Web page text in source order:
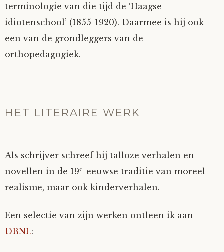
terminologie van die tijd de ‘Haagse
idiotenschool’ (1855-1920). Daarmee is hij ook
een van de grondleggers van de
orthopedagogiek.
HET LITERAIRE WERK
Als schrijver schreef hij talloze verhalen en
novellen in de 19e-eeuwse traditie van moreel
realisme, maar ook kinderverhalen.
Een selectie van zijn werken ontleen ik aan
DBNL: